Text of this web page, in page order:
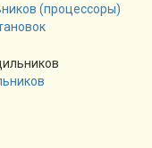
(процессоры)